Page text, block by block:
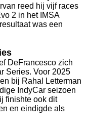
reed hij vijf races
2 in het IMSA
was een
DeFrancesco zich
Series. Voor 2025
bij Rahal Letterman
IndyCar seizoen
finishte ook dit
en eindigde als